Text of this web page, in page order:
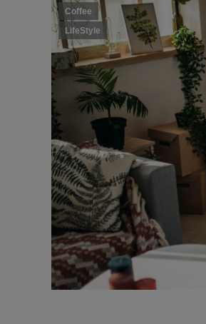
Coffee
LifeStyle